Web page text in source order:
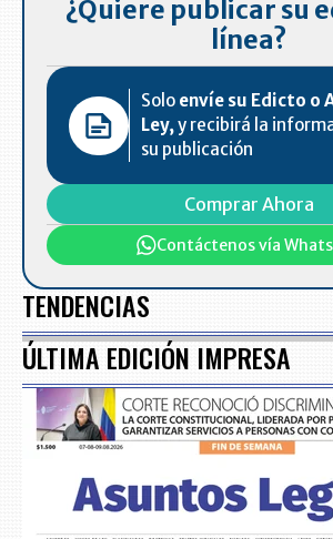
¿Quiere publicar su
línea?
Solo envíe su Edicto o
Ley,y recibirá la
su publicación
Comprar Ahora
Contáctenos vía
TENDENCIAS
ÚLTIMA EDICIÓN IMPRESA